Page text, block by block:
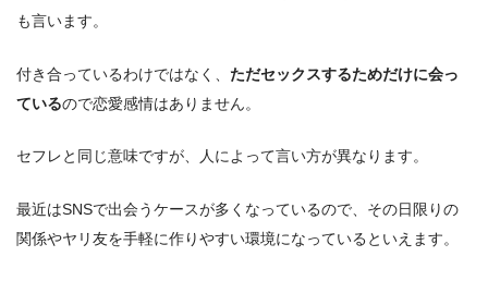
も言います。
付き合っているわけではなく、 ただセックスするためだけに会っ
ているので恋愛感情はありません。
セフレと同じ意味ですが、人によって言い方が異なります。
最近はSNSで出会うケースが多くなっているので、その日限りの
関係やヤリ友を手軽に作りやすい環境になっているといえます。